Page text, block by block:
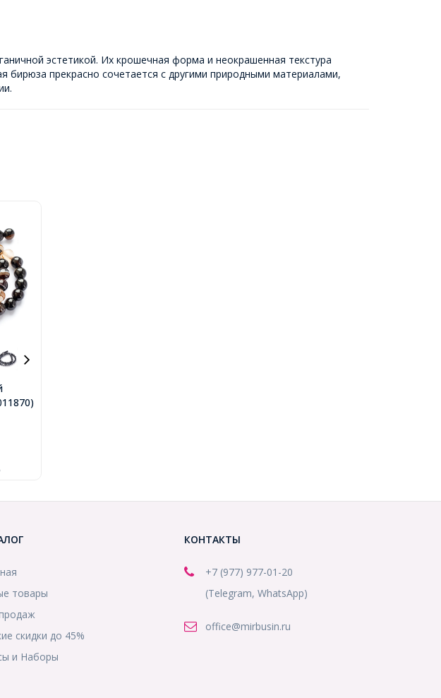
эстетикой. Их крошечная форма и неокрашенная текстура
бирюза прекрасно сочетается с другими природными материалами,
товары
скидки до 45%
и Наборы
КОНТАКТЫ
+7 (977) 977-01-20
(Telegram, WhatsApp)
office@mirbusin.ru